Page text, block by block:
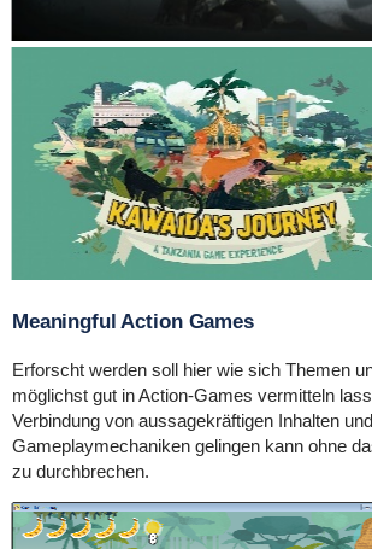
Meaningful Action Games
Erforscht werden soll hier wie sich Themen
möglichst gut in Action-Games vermitteln
Verbindung von aussagekräftigen Inhalten
Gameplaymechaniken gelingen kann ohne
zu durchbrechen.